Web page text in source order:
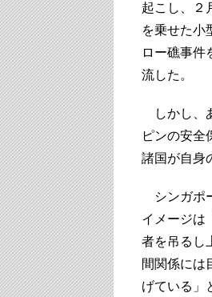
起こし、２
を乗せた小
ロー礁事件
流した。
しかし、
ピンの安全
諸国が自身
シンガポ
イメージは
者を吊るし
間関係には
げている」